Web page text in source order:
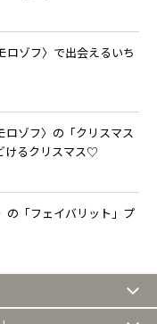
ゾフ〉で出会えるいち
ゾフ〉の「クリスマス
けるクリスマス♡
「フェイバリット」プ